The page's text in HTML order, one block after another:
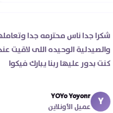
شكرا جدا ناس محترمه
والصيدلية الوحيده
كنت بدور عليها ربنا
Y
YOYo Yoyonr
عميل الأونلاين